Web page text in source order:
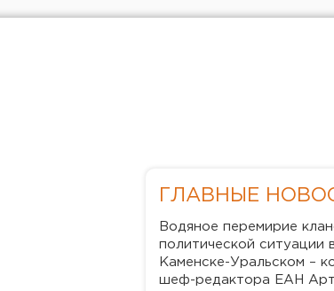
ГЛАВНЫЕ
Водяное перемирие
политической ситуации
Каменске-Уральском –
шеф-редактора ЕАН